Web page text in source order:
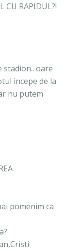
CU RAPIDUL?!
stadion.. oare
incepe de la
nu putem
pomenim ca